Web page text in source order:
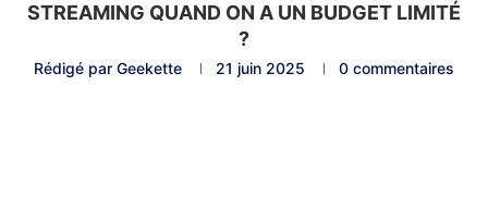
STREAMING QUAND ON A UN BUDGET LIMITÉ
?
Rédigé par Geekette 21 juin 2025 0 commentaires